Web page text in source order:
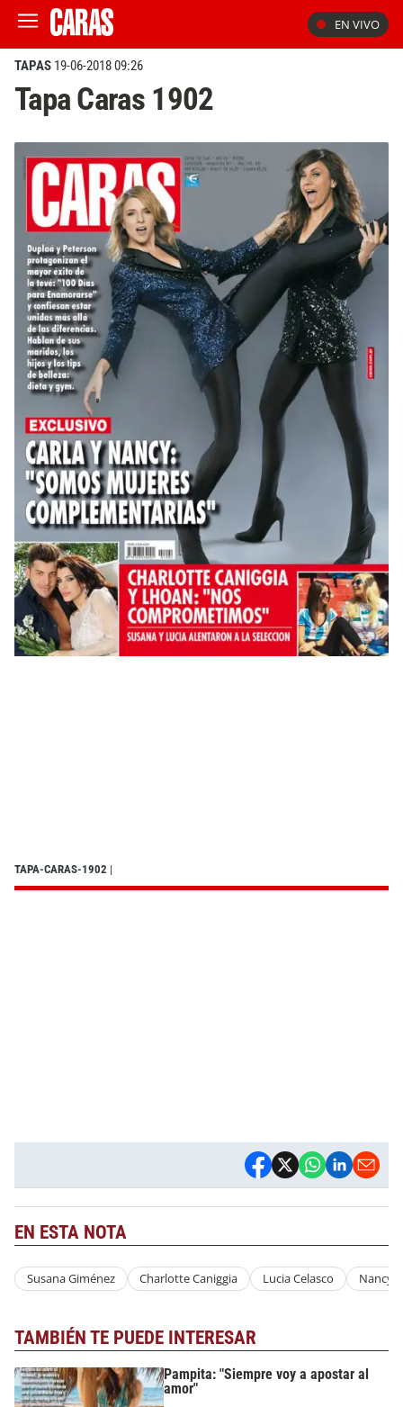
EN VIVO
TAPAS 19-06-2018 09:26
Tapa Caras 1902
TAPA-CARAS-1902 |
EN ESTA NOTA
Susana Giménez Charlotte Caniggia Lucia Celasco Nancy
TAMBIÉN TE PUEDE INTERESAR
Pampita: "Siempre voy a apostar al
amor"